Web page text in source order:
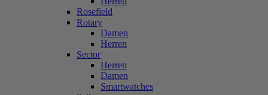
Rosefield
Rotary
Damen
Herren
Sector
Herren
Damen
Smartwatches